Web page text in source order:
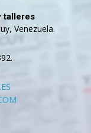
talleres
Venezuela.